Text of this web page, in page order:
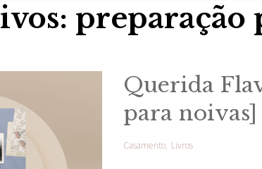
preparação
Querida
para noivas]
Casamento Livros